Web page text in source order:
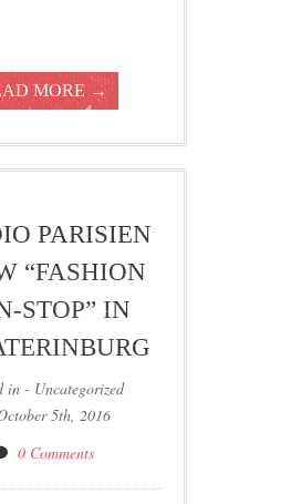
MORE →
PARISIEN
“FASHION
STOP” IN
in - Uncategorized
5th, 2016
0 Comments